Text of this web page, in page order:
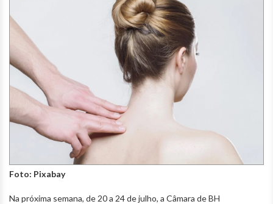
Foto: Pixabay
Na próxima semana, de 20 a 24 de julho, a Câmara de BH